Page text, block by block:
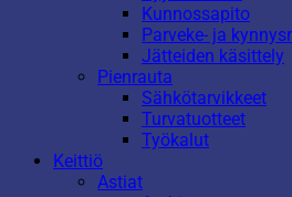
Kunnossapito
Parveke- ja
Jätteiden käsittely
Pienrauta
Sähkötarvikkeet
Turvatuotteet
Työkalut
Keittiö
Astiat